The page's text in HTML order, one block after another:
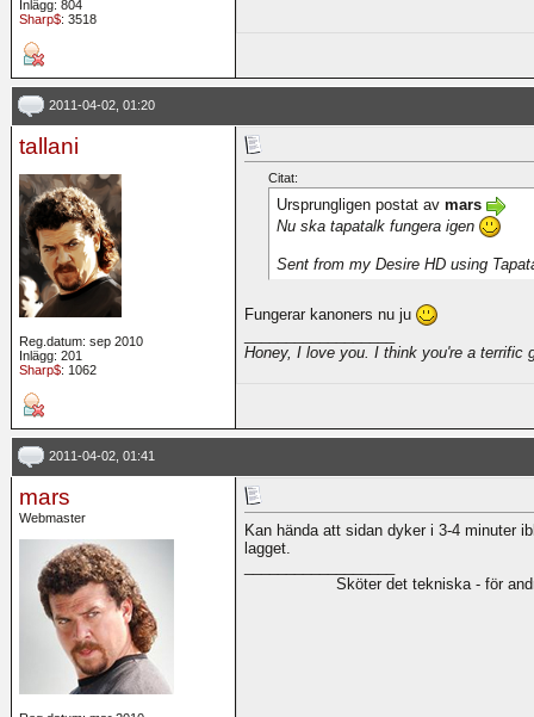
Inlägg: 804
Sharp$: 3518
2011-04-02, 01:20
tallani
Reg.datum: sep 2010
Inlägg: 201
Sharp$: 1062
Citat:
Ursprungligen postat av mars
Nu ska tapatalk fungera igen
Sent from my Desire HD using
Fungerar kanoners nu ju
Honey, I love you. I think you're a terrific
2011-04-02, 01:41
mars
Webmaster
Kan hända att sidan dyker i 3-4 minuter
lagget.
Sköter det tekniska - för